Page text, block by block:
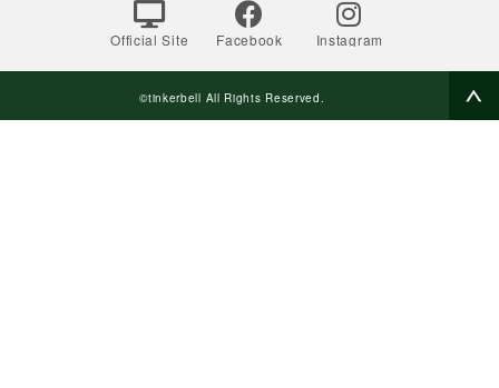
Official Site Facebook Instagram
©tinkerbell All Rights Reserved.